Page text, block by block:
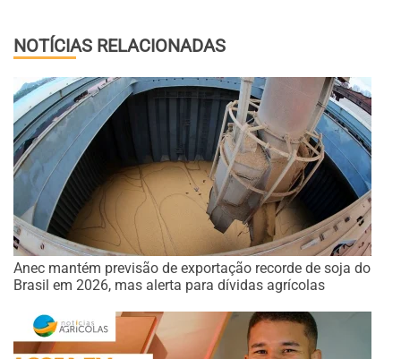
NOTÍCIAS RELACIONADAS
Anec mantém previsão de exportação recorde de soja do
Brasil em 2026, mas alerta para dívidas agrícolas